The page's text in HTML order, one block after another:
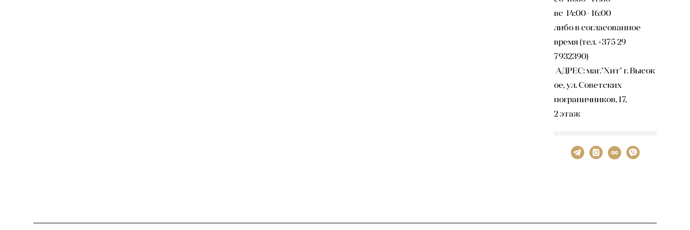
вс 14:00 - 16:00
либо в согласованное
время (тел. +375 29
7932390)
АДРЕС: маг."Хит" г. Высок
ое, ул. Советских
пограничников, 17,
2 этаж